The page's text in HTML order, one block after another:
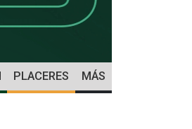
PLACERES MÁS